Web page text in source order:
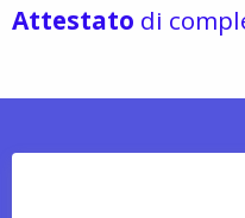
​Attestato di